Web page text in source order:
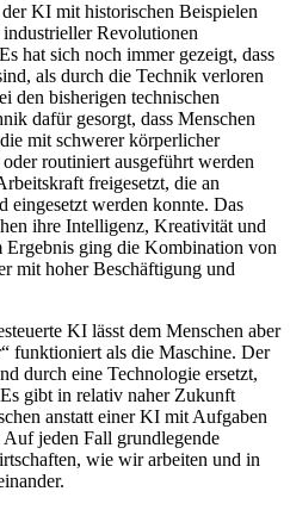
KI mit historischen Beispielen
Revolutionen
hat sich noch immer gezeigt, dass
als durch die Technik verloren
den bisherigen technischen
dafür gesorgt, dass Menschen
mit schwerer körperlicher
routiniert ausgeführt werden
freigesetzt, die an
eingesetzt werden konnte. Das
ihre Intelligenz, Kreativität und
ging die Kombination von
mit hoher Beschäftigung und
KI lässt dem Menschen aber
funktioniert als die Maschine. Der
durch eine Technologie ersetzt,
gibt in relativ naher Zukunft
anstatt einer KI mit Aufgaben
Auf jeden Fall grundlegende
wie wir arbeiten und in